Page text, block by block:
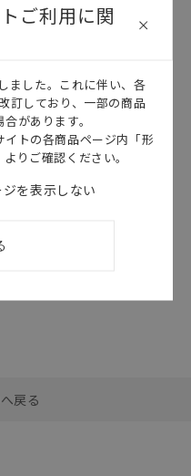
戻る
ご利用に関
ました。これに伴い、各
訂しており、一部の商品
があります。
トの各商品ページ内「形
りご確認ください。
を表示しない